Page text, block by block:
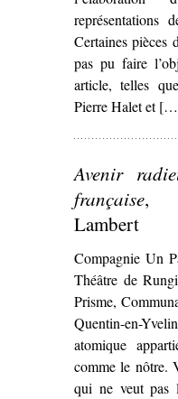
représentations
Certaines pièces
pas pu faire
article, telles
Pierre Halet et
Avenir
française,
Lambert
Compagnie Un
Théâtre de
Prisme,
Quentin-en-
atomique
comme le nôtre.
qui ne veut pas